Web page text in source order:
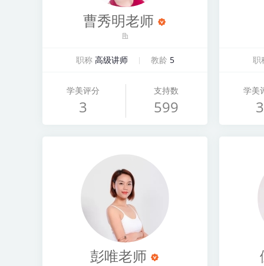
曹秀明老师
职称 高级讲师 教龄 5
学美评分
3
支持数
599
职
学美
3
彭唯老师